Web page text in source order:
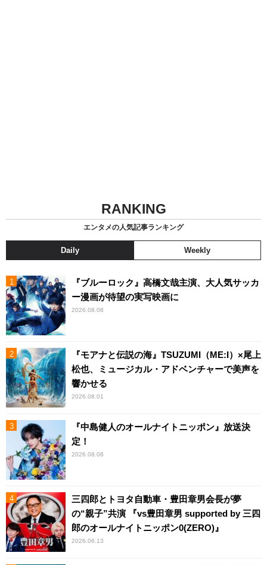
RANKING
エンタメの人気記事ランキング
Daily Weekly
『ブルーロック』高橋文哉主演、大人気サッカ
ー漫画が待望の実写映画に
2026.08.08
『モアナと伝説の海』TSUZUMI（ME:I）×尾上
松也、ミュージカル・アドベンチャーで美声を
響かせる
2026.08.01
『中島健人のオールナイトニッポン』放送決
定！
2026.08.08
三四郎とトヨタ自動車・豊田章男会長が夢
の“親子”共演 『vs豊田章男 supported by 三四
郎のオールナイトニッポン0(ZERO)』
2026.06.13